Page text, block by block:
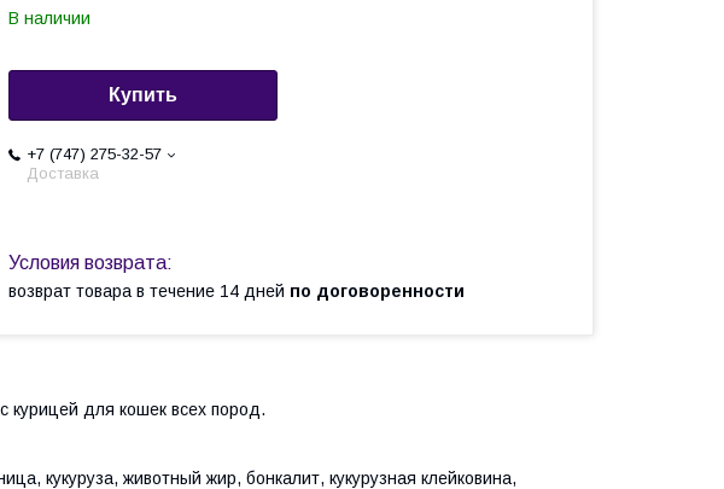
В наличии
Купить
+7 (747) 275-32-57
Доставка
возврат товара в течение 14 дней по договоренности
курицей для кошек всех пород.
кукуруза, животный жир, бонкалит, кукурузная клейковина,